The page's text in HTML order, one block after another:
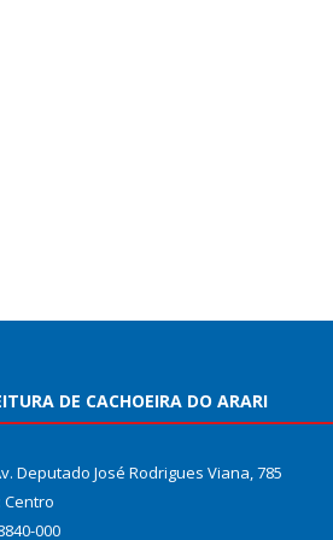
DE CACHOEIRA DO ARARI
Deputado José Rodrigues Viana, 785
Centro
000